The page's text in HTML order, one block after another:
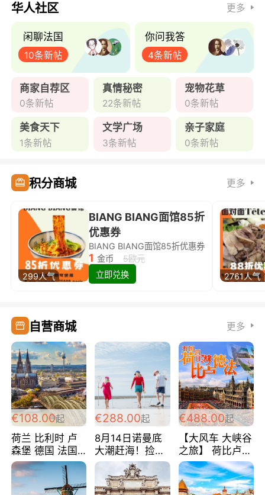
华人社区 更多
闲聊法国
10条新帖
你问我答
4条新帖
商家自荐区
0条新帖
真情秘密
22条新帖
宠物花草
0条新帖
美食天下
1条新帖
文学广场
3条新帖
亲子家庭
0条新帖
积分商城 更多
299人气
BIANG BIANG面馆85折
优惠券
BIANG BIANG面馆85折优惠券
1 金币
5欧元
立即兑换
2761人气
自营商城 更多
€108.00起
荷兰 比利时 卢
森堡 德国 法国
超爽玩遍西欧 循
环线 全程四星宾
馆 108欧/人/天
€288.00起
8月14日诺曼底
大潮赶海！捡海
鲜！轻轻松松海
边爽玩三日游
288欧/人
€488.00起
【大风车 大峡谷
之旅】 荷比卢德
法 巴黎上下 经
典五国四日游
488欧/人